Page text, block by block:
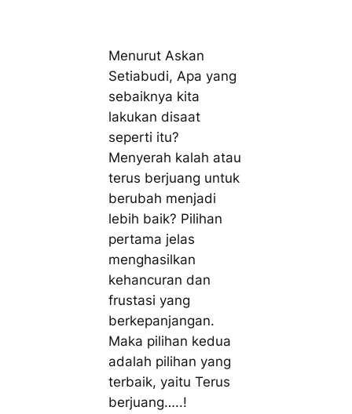
Menurut Askan
Setiabudi, Apa yang
sebaiknya kita
lakukan disaat
seperti itu?
Menyerah kalah atau
terus berjuang untuk
berubah menjadi
lebih baik? Pilihan
pertama jelas
menghasilkan
kehancuran dan
frustasi yang
berkepanjangan.
Maka pilihan kedua
adalah pilihan yang
terbaik, yaitu Terus
berjuang…..!